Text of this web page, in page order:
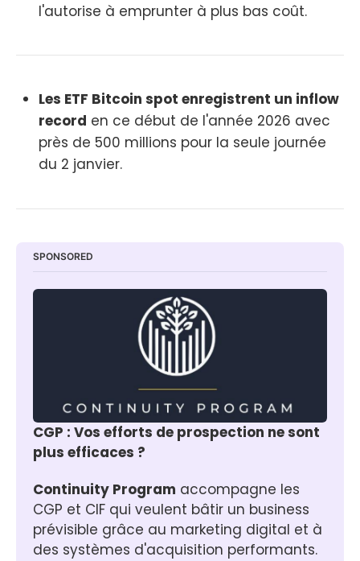
l'autorise à emprunter à plus bas coût.
Les ETF Bitcoin spot enregistrent un inflow
record en ce début de l'année 2026 avec
près de 500 millions pour la seule journée
du 2 janvier.
SPONSORED
CGP : Vos efforts de prospection ne sont
plus efficaces ?
Continuity Program accompagne les
CGP et CIF qui veulent bâtir un business
prévisible grâce au marketing digital et à
des systèmes d'acquisition performants.